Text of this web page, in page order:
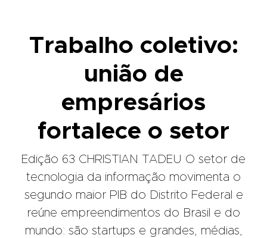
Trabalho coletivo:
união de
empresários
fortalece o setor
Edição 63 CHRISTIAN TADEU O setor de
tecnologia da informação movimenta o
segundo maior PIB do Distrito Federal e
reúne empreendimentos do Brasil e do
mundo: são startups e grandes, médias,